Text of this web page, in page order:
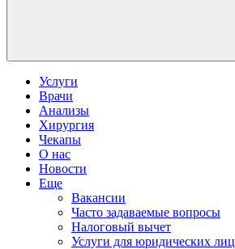
Услуги
Врачи
Анализы
Хирургия
Чекапы
О нас
Новости
Еще
Вакансии
Часто задаваемые вопросы
Налоговый вычет
Услуги для юридических лиц